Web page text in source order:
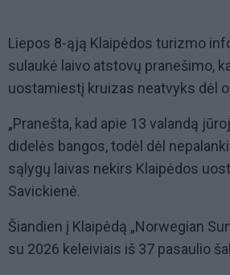
Liepos 8-ąją Klaipėdos turizmo
sulaukė laivo atstovų pranešimo,
uostamiestį kruizas neatvyks dėl
„Pranešta, kad apie 13 valandą
didelės bangos, todėl dėl
sąlygų laivas nekirs Klaipėdos
Savickienė.
Šiandien į Klaipėdą „Norwegian
su 2026 keleiviais iš 37 pasaulio